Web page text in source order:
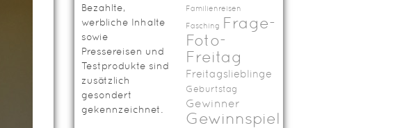
Bezahlte,
werbliche Inhalte
sowie
Pressereisen und
Testprodukte sind
zusätzlich
gesondert
gekennzeichnet.
Familienreisen
Fasching Frage-
Foto-
Freitag
Freitagslieblinge
Geburtstag
Gewinner
Gewinnspiel